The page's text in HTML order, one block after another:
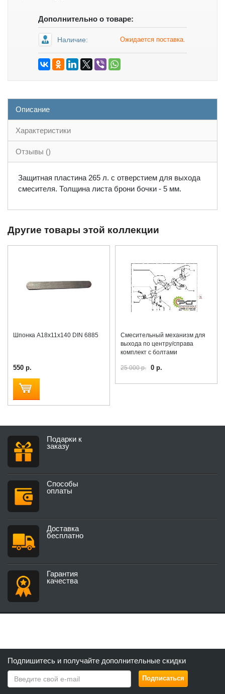
Дополнительно о товаре:
Наличие: Ожидается поставка.
Описание
Характеристики
Отзывы ()
Защитная пластина 265 л. с отверстием для выхода
смесителя. Толщина листа брони бочки - 5 мм.
Другие товары этой коллекции
Шпонка А18x11x140 DIN 6885
550 р.
Смесительный механизм для
выхода по центру/справа
комплект с болтами
25 000 р. 0 р.
Подарки к
заказу
Способы
оплаты
Доставка
бесплатно
Гарантия
качества
Подпишитесь и получайте дополнительные скидки